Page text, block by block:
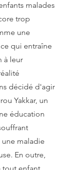
malades
trop
une
qui entraîne
à leur
décidé d'agir
Yakkar, un
éducation
maladie
En outre,